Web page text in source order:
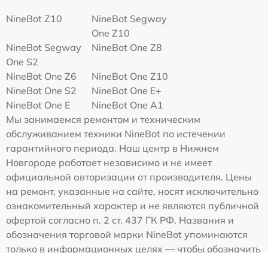
NineBot Z10
NineBot Segway
One Z10
NineBot Segway
One S2
NineBot One Z8
NineBot One Z6
NineBot One Z10
NineBot One S2
NineBot One E+
NineBot One E
NineBot One A1
Мы занимаемся ремонтом и техническим
обслуживанием техники NineBot по истечении
гарантийного периода. Наш центр в Нижнем
Новгороде работает независимо и не имеет
официальной авторизации от производителя. Цены
на ремонт, указанные на сайте, носят исключительно
ознакомительный характер и не являются публичной
офертой согласно п. 2 ст. 437 ГК РФ. Названия и
обозначения торговой марки NineBot упоминаются
только в информационных целях — чтобы обозначить